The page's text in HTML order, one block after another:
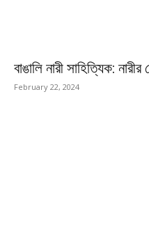
বাঙালি নারী সাহিত্যিক:
February 22, 2024